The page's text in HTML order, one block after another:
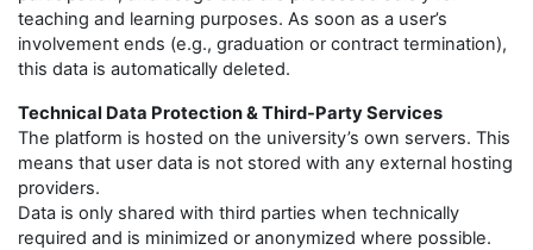
teaching and learning purposes. As soon as a user’s
involvement ends (e.g., graduation or contract termination),
this data is automatically deleted.
Technical Data Protection & Third-Party Services
The platform is hosted on the university’s own servers. This
means that user data is not stored with any external hosting
providers.
Data is only shared with third parties when technically
required and is minimized or anonymized where possible.